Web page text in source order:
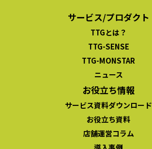
サービス/プロダクト
TTGとは？
TTG-SENSE
TTG-MONSTAR
ニュース
お役立ち情報
サービス資料ダウンロード
お役立ち資料
店舗運営コラム